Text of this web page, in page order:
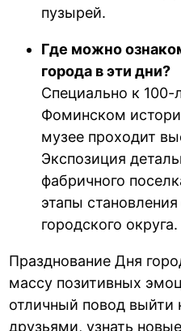
пузырей.
Где можно
города в эти дни?
Специально к
Фоминском
музее проходит
Экспозиция
фабричного
этапы
городского округа.
Празднование Дня
массу позитивных
отличный повод выйти
друзьями, узнать